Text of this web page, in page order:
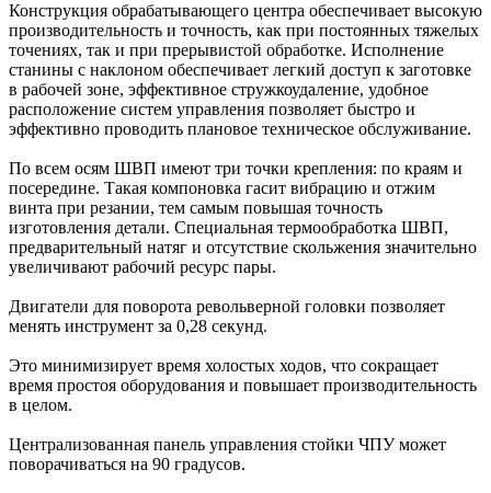
Конструкция обрабатывающего центра обеспечивает высокую
производительность и точность, как при постоянных тяжелых
точениях, так и при прерывистой обработке. Исполнение
станины с наклоном обеспечивает легкий доступ к заготовке
в рабочей зоне, эффективное стружкоудаление, удобное
расположение систем управления позволяет быстро и
эффективно проводить плановое техническое обслуживание.
По всем осям ШВП имеют три точки крепления: по краям и
посередине. Такая компоновка гасит вибрацию и отжим
винта при резании, тем самым повышая точность
изготовления детали. Специальная термообработка ШВП,
предварительный натяг и отсутствие скольжения значительно
увеличивают рабочий ресурс пары.
Двигатели для поворота револьверной головки позволяет
менять инструмент за 0,28 секунд.
Это минимизирует время холостых ходов, что сокращает
время простоя оборудования и повышает производительность
в целом.
Централизованная панель управления стойки ЧПУ может
поворачиваться на 90 градусов.